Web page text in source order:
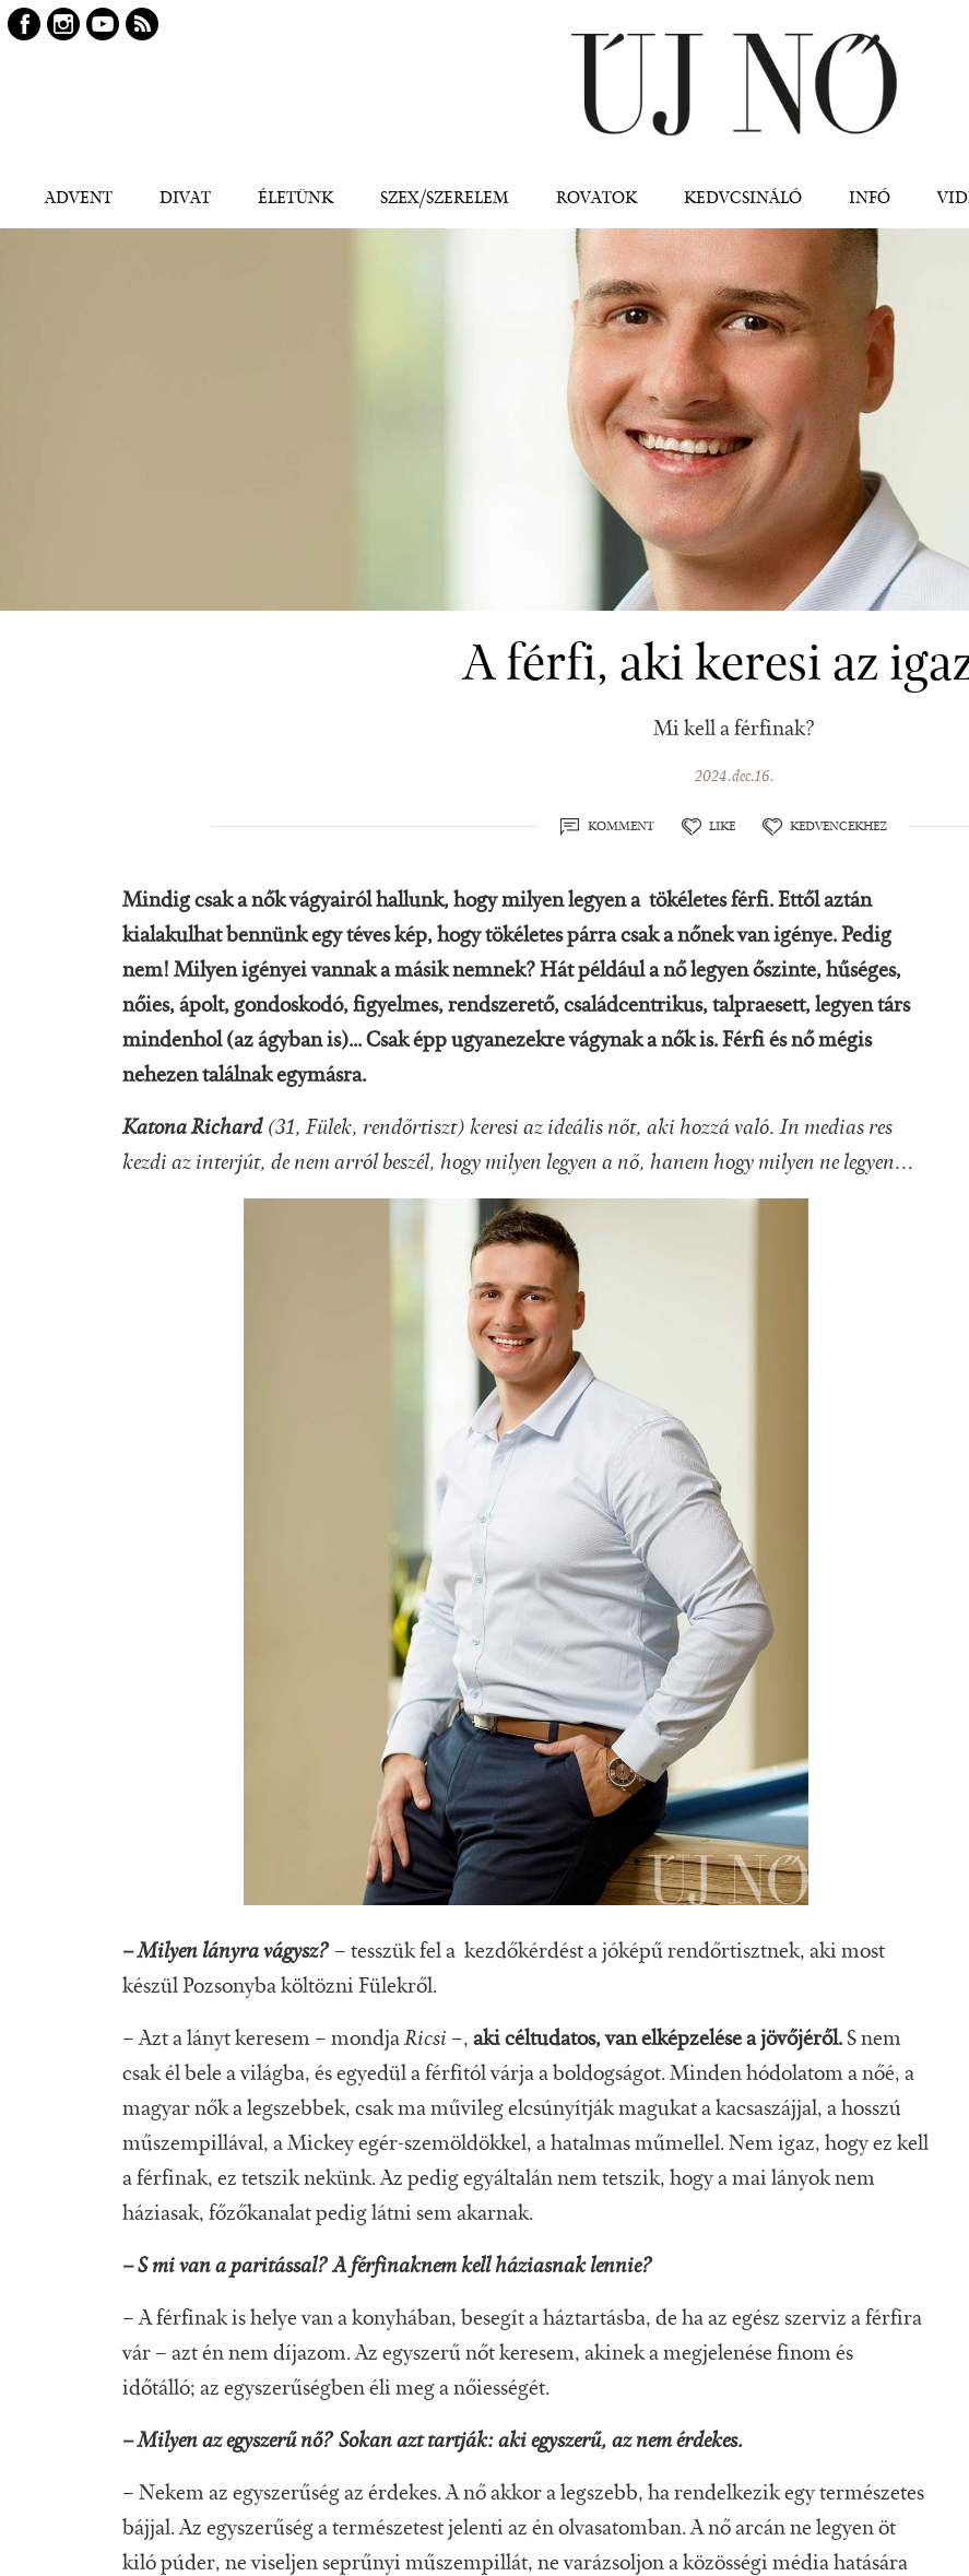
ADVENT DIVAT ÉLETÜNK SZEX/SZERELEM ROVATOK KEDVCSINÁLÓ INFÓ
A férfi, aki keresi az
Mi kell a férfinak?
2024.dec.16.
KOMMENT LIKE KEDVENCEKHEZ
Mindig csak a nők vágyairól hallunk, hogy milyen legyen a tökéletes férfi. Ettől aztán
kialakulhat bennünk egy téves kép, hogy tökéletes párra csak a nőnek van igénye. Pedig
nem! Milyen igényei vannak a másik nemnek? Hát például a nő legyen őszinte, hűséges,
nőies, ápolt, gondoskodó, figyelmes, rendszerető, családcentrikus, talpraesett, legyen társ
mindenhol (az ágyban is)... Csak épp ugyanezekre vágynak a nők is. Férfi és nő mégis
nehezen találnak egymásra.
Katona Richard (31, Fülek, rendőrtiszt) keresi az ideális nőt, aki hozzá való. In medias res
kezdi az interjút, de nem arról beszél, hogy milyen legyen a nő, hanem hogy milyen ne legyen...
–Milyen lányra vágysz? – tesszük fel a kezdőkérdést a jóképű rendőrtisztnek, aki most
készül Pozsonyba költözni Fülekről.
– Azt a lányt keresem – mondjaRicsi –, aki céltudatos, van elképzelése a jövőjéről. S nem
csak él bele a világba, és egyedül a férfitól várja a boldogságot. Minden hódolatom a nőé, a
magyar nők a legszebbek, csak ma művileg elcsúnyítják magukat a kacsaszájjal, a hosszú
műszempillával, a Mickey egér-szemöldökkel, a hatalmas műmellel. Nem igaz, hogy ez kell
a férfinak, ez tetszik nekünk. Az pedig egyáltalán nem tetszik, hogy a mai lányok nem
háziasak, főzőkanalat pedig látni sem akarnak.
– S mi van a paritással? A férfinaknem kell háziasnak lennie?
– A férfinak is helye van a konyhában, besegít a háztartásba, de ha az egész szerviz a férfira
vár – azt én nem díjazom. Az egyszerű nőt keresem, akinek a megjelenése finom és
időtálló; az egyszerűségben éli meg a nőiességét.
– Milyen az egyszerű nő? Sokan azt tartják: aki egyszerű, az nem érdekes.
– Nekem az egyszerűség az érdekes. A nő akkor a legszebb, ha rendelkezik egy természetes
bájjal. Az egyszerűség a természetest jelenti az én olvasatomban. A nő arcán ne legyen öt
kiló púder, ne viseljen seprűnyi műszempillát, ne varázsoljon a közösségi média hatására